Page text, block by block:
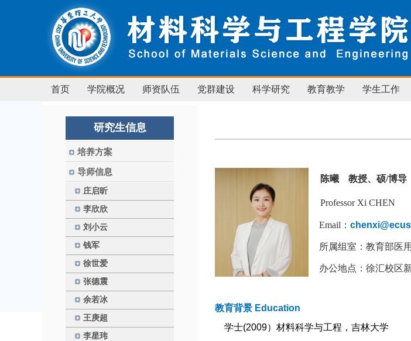
首页 学院概况 师资队伍 党群建设 科学研究 教育教学 学生工作
研究生信息
培养方案
导师信息
庄启昕
李欣欣
刘小云
钱军
徐世爱
张德震
余若冰
王庚超
李星玮
陈曦 教授、硕/博导
Professor Xi CHEN
Email ：
所属组室：教育部医
办公地点：徐汇校区
教育背景 Education
学士(2009）材料科学与工程，吉林大学